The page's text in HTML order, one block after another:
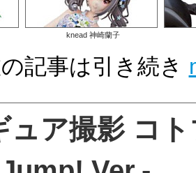
knead 神崎蘭子
記事は引き続き
ュア撮影 コ